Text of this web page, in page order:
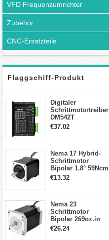
VFD Frequenzumrichter
Zubehör
CNC-Ersatzteile
Flaggschiff-Produkt
Digitaler
Schrittmotortreiber
DM542T
Schrittmotor
Schrittmotor
€37.02
Nema 17 Hybrid-
Schrittmotor
Bipolar 1.8° 59Ncm
2A 4 Drähte mit 1m
€13.32
Nema 23
Schrittmotor
Bipolar 269oz.in
2,8A 57x57x76mm
€26.24